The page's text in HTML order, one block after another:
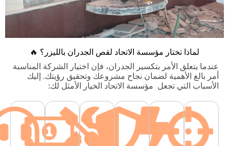
لماذا تختار مؤسسة الاتحاد لقص الجدران بالليزر؟ 🔥
عندما يتعلق الأمر بتكسير الجدران، فإن اختيار الشركة المناسبة
أمر بالغ الأهمية لضمان نجاح مشروعك وتحقيق رؤيتك. إليك
الأسباب التي تجعل مؤسسة الاتحاد الخيار الأمثل لك: